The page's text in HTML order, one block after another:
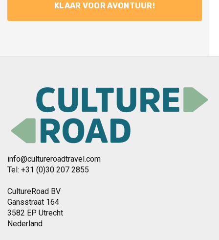
info@cultureroadtravel.com
Tel: +31 (0)30 207 2855
CultureRoad BV
Gansstraat 164
3582 EP Utrecht
Nederland